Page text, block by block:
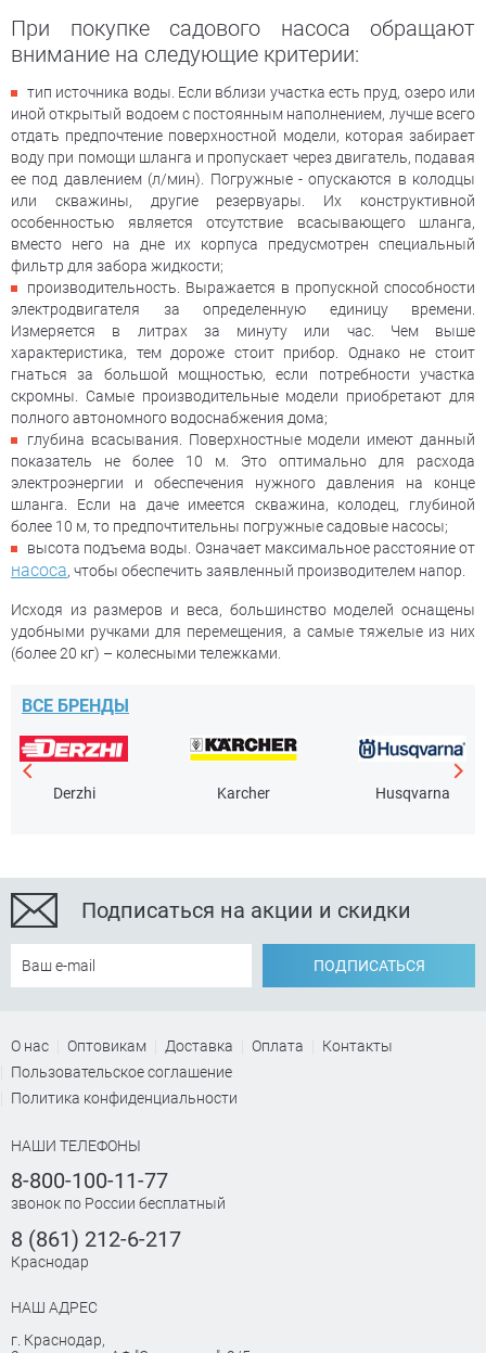
При покупке садового насоса обращают
внимание на следующие критерии:
тип источника воды. Если вблизи участка есть пруд, озеро или
иной открытый водоем с постоянным наполнением, лучше всего
отдать предпочтение поверхностной модели, которая забирает
воду при помощи шланга и пропускает через двигатель, подавая
ее под давлением (л/мин). Погружные - опускаются в колодцы
или скважины, другие резервуары. Их конструктивной
особенностью является отсутствие всасывающего шланга,
вместо него на дне их корпуса предусмотрен специальный
фильтр для забора жидкости;
производительность. Выражается в пропускной способности
электродвигателя за определенную единицу времени.
Измеряется в литрах за минуту или час. Чем выше
характеристика, тем дороже стоит прибор. Однако не стоит
гнаться за большой мощностью, если потребности участка
скромны. Самые производительные модели приобретают для
полного автономного водоснабжения дома;
глубина всасывания. Поверхностные модели имеют данный
показатель не более 10 м. Это оптимально для расхода
электроэнергии и обеспечения нужного давления на конце
шланга. Если на даче имеется скважина, колодец, глубиной
более 10 м, то предпочтительны погружные садовые насосы;
высота подъема воды. Означает максимальное расстояние от
насоса, чтобы обеспечить заявленный производителем напор.
Исходя из размеров и веса, большинство моделей оснащены
удобными ручками для перемещения, а самые тяжелые из них
(более 20 кг) – колесными тележками.
ВСЕ БРЕНДЫ
Derzhi Karcher Husqvarna
Подписаться на акции и скидки
ПОДПИСАТЬСЯ
О нас Оптовикам Доставка Оплата
Контакты
Пользовательское соглашение
Политика конфиденциальности
НАШИ ТЕЛЕФОНЫ
8-800-100-11-77
звонок по России бесплатный
8 (861) 212-6-217
Краснодар
НАШ АДРЕС
г. Краснодар,